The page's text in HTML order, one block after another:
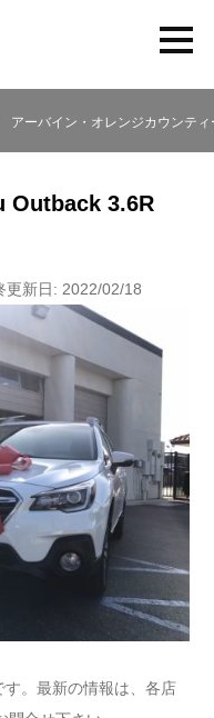
アーバイン・オレンジカウンティ
Outback 3.6R
更新日: 2022/02/18
。最新の情報は、各店